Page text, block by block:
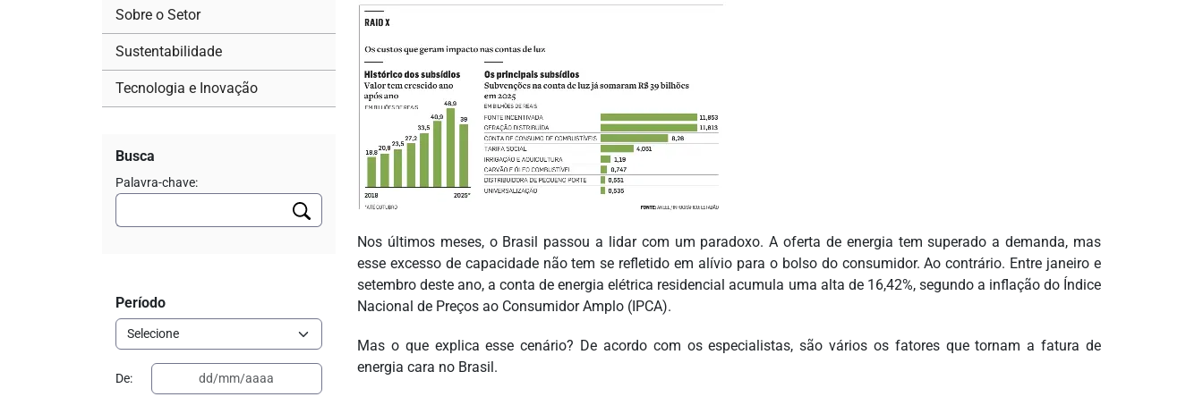
Nos últimos meses, o Brasil passou a lidar com um paradoxo. A oferta de energia tem superado a demanda, mas
esse excesso de capacidade não tem se refletido em alívio para o bolso do consumidor. Ao contrário. Entre janeiro e
setembro deste ano, a conta de energia elétrica residencial acumula uma alta de 16,42%, segundo a inflação do Índice
Nacional de Preços ao Consumidor Amplo (IPCA).
Mas o que explica esse cenário? De acordo com os especialistas, são vários os fatores que tornam a fatura de
energia cara no Brasil.
Sobre o Setor
Sustentabilidade
Tecnologia e Inovação
Busca
Palavra-chave:
Período
De: